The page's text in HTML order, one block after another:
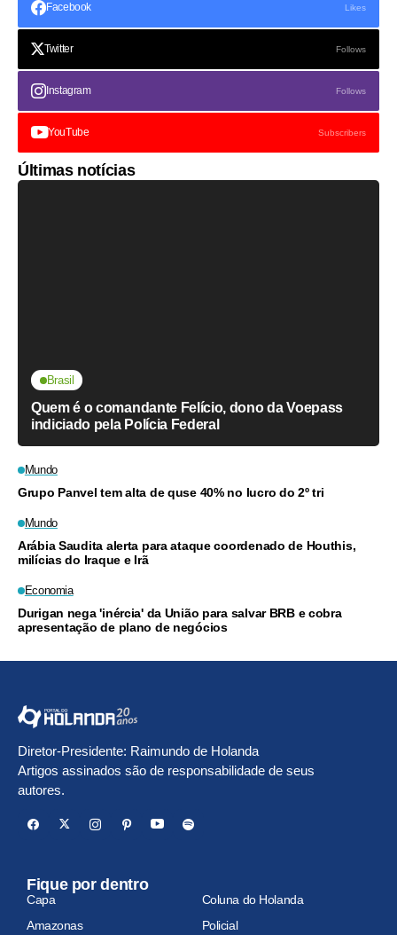
Facebook Likes
Twitter Follows
Instagram Follows
YouTube Subscribers
Últimas notícias
Brasil
Quem é o comandante Felício, dono da Voepass
indiciado pela Polícia Federal
Mundo
Grupo Panvel tem alta de quse 40% no lucro do 2º tri
Mundo
Arábia Saudita alerta para ataque coordenado de Houthis,
milícias do Iraque e Irã
Economia
Durigan nega 'inércia' da União para salvar BRB e cobra
apresentação de plano de negócios
Diretor-Presidente: Raimundo de Holanda
Artigos assinados são de responsabilidade de seus
autores.
Fique por dentro
Capa
Coluna do Holanda
Amazonas
Policial